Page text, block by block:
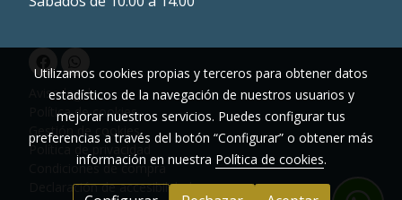
Aviso legal
Política de cookies
Gestión de cookies
Política de privacidad
Condiciones de compra
Declaración de accesibilidad
Utilizamos cookies propias y terceros para obtener datos
estadísticos de la navegación de nuestros usuarios y
mejorar nuestros servicios. Puedes configurar tus
preferencias a través del botón “Configurar” o obtener más
información en nuestra Política de cookies.